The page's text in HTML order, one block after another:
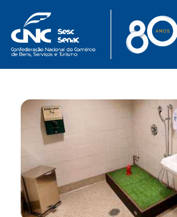
conteúdo